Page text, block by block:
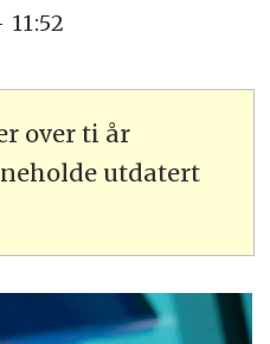
11:52
over ti år
utdatert